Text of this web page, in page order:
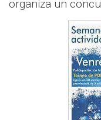
organiza un